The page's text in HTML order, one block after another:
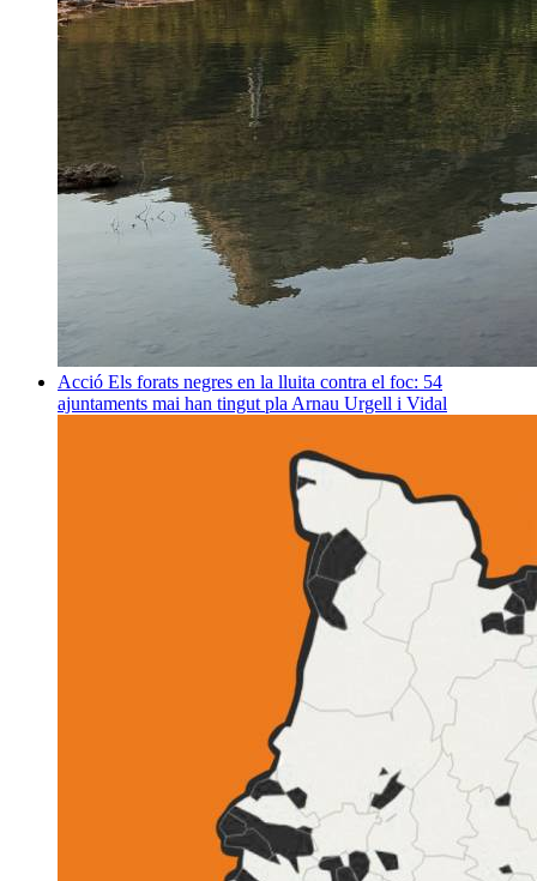
Acció Els forats negres en la lluita contra el foc: 54
ajuntaments mai han tingut pla Arnau Urgell i Vidal